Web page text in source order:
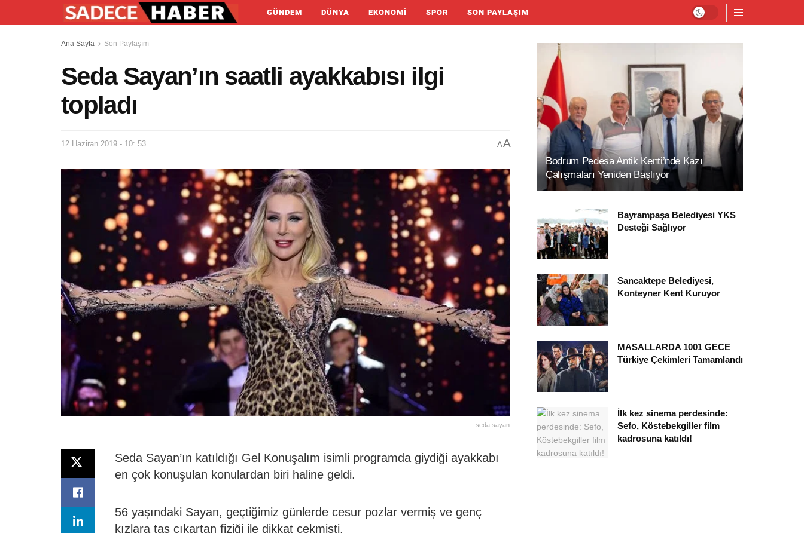
GÜNDEM DÜNYA EKONOMI SPOR SON PAYLAŞIM
Ana Sayfa Son Paylaşım
Seda Sayan’ın saatli ayakkabısı ilgi
topladı
12 Haziran 2019 - 10: 53 AA
seda sayan
Seda Sayan’ın katıldığı Gel Konuşalım isimli programda giydiği ayakkabı
en çok konuşulan konulardan biri haline geldi.
56 yaşındaki Sayan, geçtiğimiz günlerde cesur pozlar vermiş ve genç
kızlara taş çıkartan fiziği ile dikkat çekmişti.
Bodrum Pedesa Antik Kenti’nde Kazı
Çalışmaları Yeniden Başlıyor
Bayrampaşa Belediyesi YKS
Desteği Sağlıyor
Sancaktepe Belediyesi,
Konteyner Kent Kuruyor
MASALLARDA 1001 GECE
Türkiye Çekimleri Tamamlandı
İlk kez sinema perdesinde:
Sefo, Köstebekgiller film
kadrosuna katıldı!